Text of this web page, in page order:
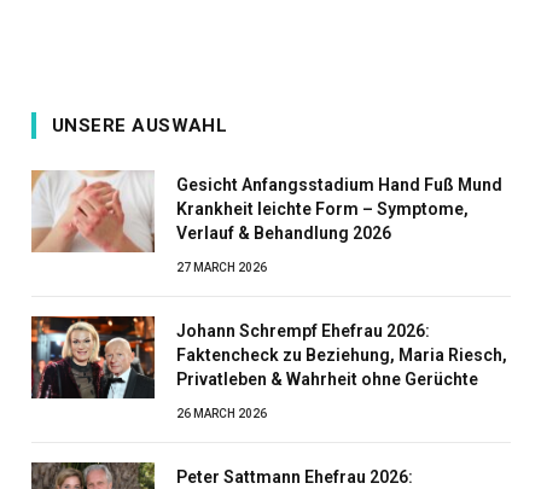
UNSERE AUSWAHL
Gesicht Anfangsstadium Hand Fuß Mund
Krankheit leichte Form – Symptome,
Verlauf & Behandlung 2026
27 MARCH 2026
Johann Schrempf Ehefrau 2026:
Faktencheck zu Beziehung, Maria Riesch,
Privatleben & Wahrheit ohne Gerüchte
26 MARCH 2026
Peter Sattmann Ehefrau 2026: